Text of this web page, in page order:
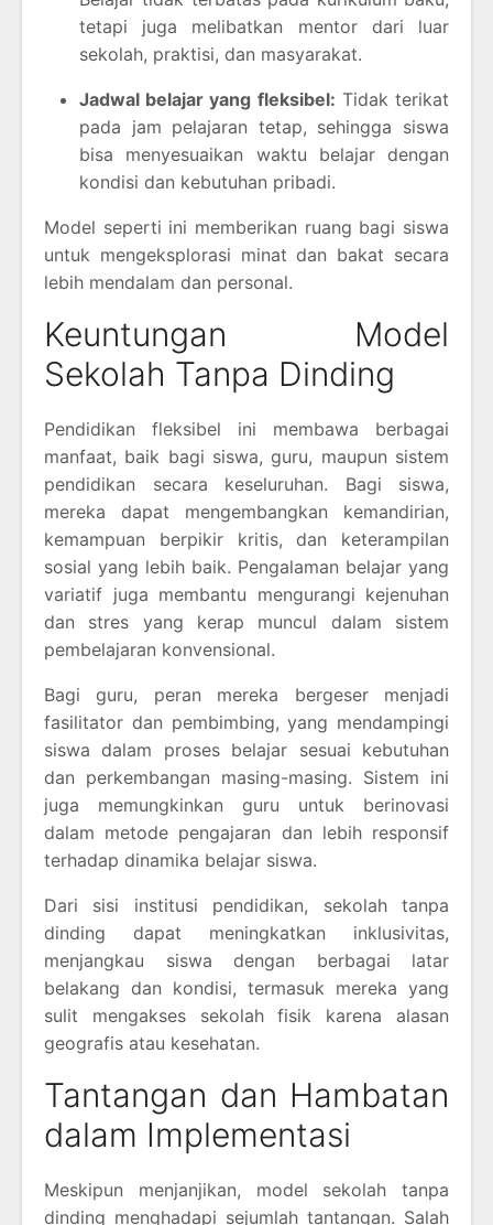
tetapi juga melibatkan mentor dari luar
sekolah, praktisi, dan masyarakat.
Jadwal belajar yang fleksibel: Tidak terikat
pada jam pelajaran tetap, sehingga siswa
bisa menyesuaikan waktu belajar dengan
kondisi dan kebutuhan pribadi.
Model seperti ini memberikan ruang bagi siswa
untuk mengeksplorasi minat dan bakat secara
lebih mendalam dan personal.
Keuntungan Model
Sekolah Tanpa Dinding
Pendidikan fleksibel ini membawa berbagai
manfaat, baik bagi siswa, guru, maupun sistem
pendidikan secara keseluruhan. Bagi siswa,
mereka dapat mengembangkan kemandirian,
kemampuan berpikir kritis, dan keterampilan
sosial yang lebih baik. Pengalaman belajar yang
variatif juga membantu mengurangi kejenuhan
dan stres yang kerap muncul dalam sistem
pembelajaran konvensional.
Bagi guru, peran mereka bergeser menjadi
fasilitator dan pembimbing, yang mendampingi
siswa dalam proses belajar sesuai kebutuhan
dan perkembangan masing-masing. Sistem ini
juga memungkinkan guru untuk berinovasi
dalam metode pengajaran dan lebih responsif
terhadap dinamika belajar siswa.
Dari sisi institusi pendidikan, sekolah tanpa
dinding dapat meningkatkan inklusivitas,
menjangkau siswa dengan berbagai latar
belakang dan kondisi, termasuk mereka yang
sulit mengakses sekolah fisik karena alasan
geografis atau kesehatan.
Tantangan dan Hambatan
dalam Implementasi
Meskipun menjanjikan, model sekolah tanpa
dinding menghadapi sejumlah tantangan. Salah